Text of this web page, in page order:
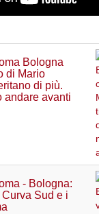
Bologna
di Mario
di più.
andare avanti
- Bologna:
Sud e i